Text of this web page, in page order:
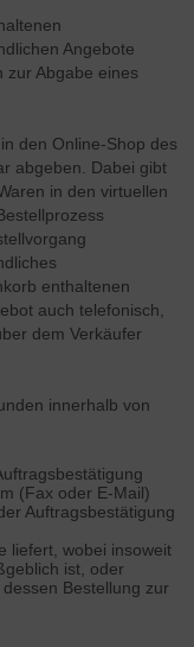
Angebote
zur Abgabe eines
den Online-Shop des
abgeben. Dabei gibt
in den virtuellen
enthaltenen
auch telefonisch,
dem Verkäufer
innerhalb von
(Fax oder E-Mail)
Auftragsbestätigung
liefert, wobei insoweit
ist, oder
Bestellung zur